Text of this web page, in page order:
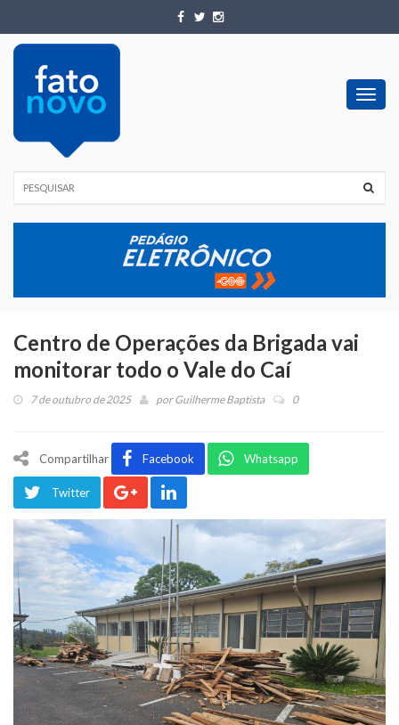
Centro de Operações da Brigada vai
monitorar todo o Vale do Caí
7 de outubro de 2025 porGuilherme Baptista 0
Compartilhar Facebook Whatsapp
Twitter